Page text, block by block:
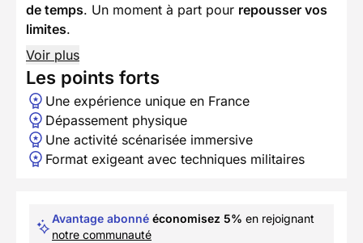
de temps. Un moment à part pour repousser vos
limites.
Voir plus
Les points forts
Une expérience unique en France
Dépassement physique
Une activité scénarisée immersive
Format exigeant avec techniques militaires
Avantage abonné économisez 5% en rejoignant
notre communauté